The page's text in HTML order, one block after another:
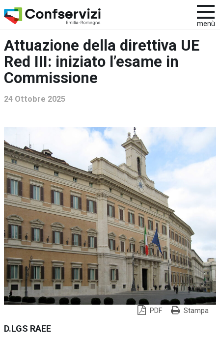
menù
Attuazione della direttiva UE
Red III: iniziato l’esame in
Commissione
24 Ottobre 2025
PDF Stampa
D.LGS RAEE